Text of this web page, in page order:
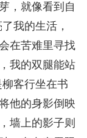
，就像看到自
我的生活，
在苦难里寻找
我的双腿能站
客行坐在书
他的身影倒映
墙上的影子则